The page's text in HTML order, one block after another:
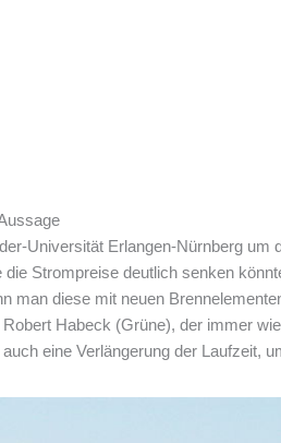
Universität Erlangen-Nürnberg
Strompreise deutlich senken
man diese mit neuen
Habeck (Grüne), der immer
eine Verlängerung der Laufzeit,